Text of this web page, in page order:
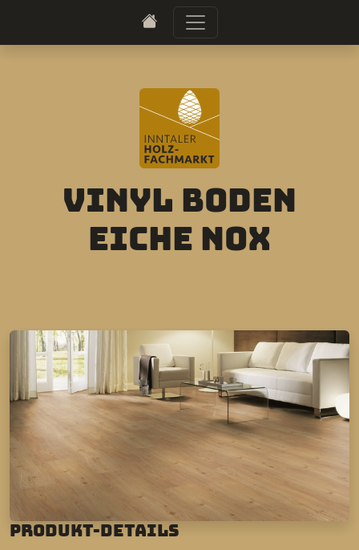
Vinyl Boden
Eiche Nox
Produkt-Details